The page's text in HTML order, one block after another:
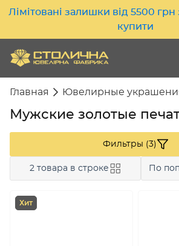
Лімітовані залишки від 5500
купити
Главная Ювелирные
Мужские золотые
Фильтры (3)
2 товара в строке По
Хит